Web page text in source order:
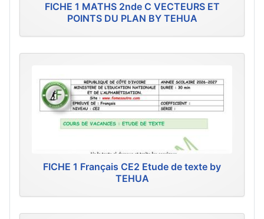
FICHE 1 MATHS 2nde C VECTEURS ET
POINTS DU PLAN BY TEHUA
FICHE 1 Français CE2 Etude de texte by
TEHUA